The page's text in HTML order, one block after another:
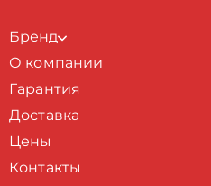
Бренд
О компании
Гарантия
Доставка
Цены
Контакты